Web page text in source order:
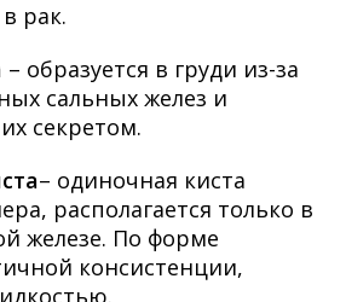
рак.
– образуется в груди из-за
сальных желез и
секретом.
– одиночная киста
располагается только в
железе. По форме
консистенции,